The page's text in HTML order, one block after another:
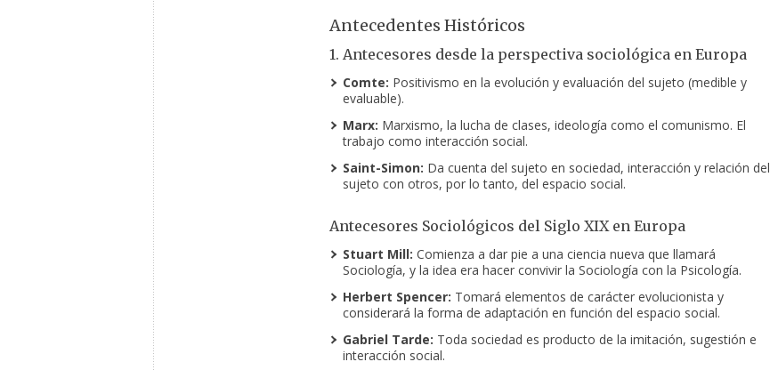
Antecedentes Históricos
1. Antecesores desde la perspectiva sociológica en Europa
Comte: Positivismo en la evolución y evaluación del sujeto (medible y
evaluable).
Marx: Marxismo, la lucha de clases, ideología como el comunismo. El
trabajo como interacción social.
Saint-Simon: Da cuenta del sujeto en sociedad, interacción y relación del
sujeto con otros, por lo tanto, del espacio social.
Antecesores Sociológicos del Siglo XIX en Europa
Stuart Mill: Comienza a dar pie a una ciencia nueva que llamará
Sociología, y la idea era hacer convivir la Sociología con la Psicología.
Herbert Spencer: Tomará elementos de carácter evolucionista y
considerará la forma de adaptación en función del espacio social.
Gabriel Tarde: Toda sociedad es producto de la imitación, sugestión e
interacción social.